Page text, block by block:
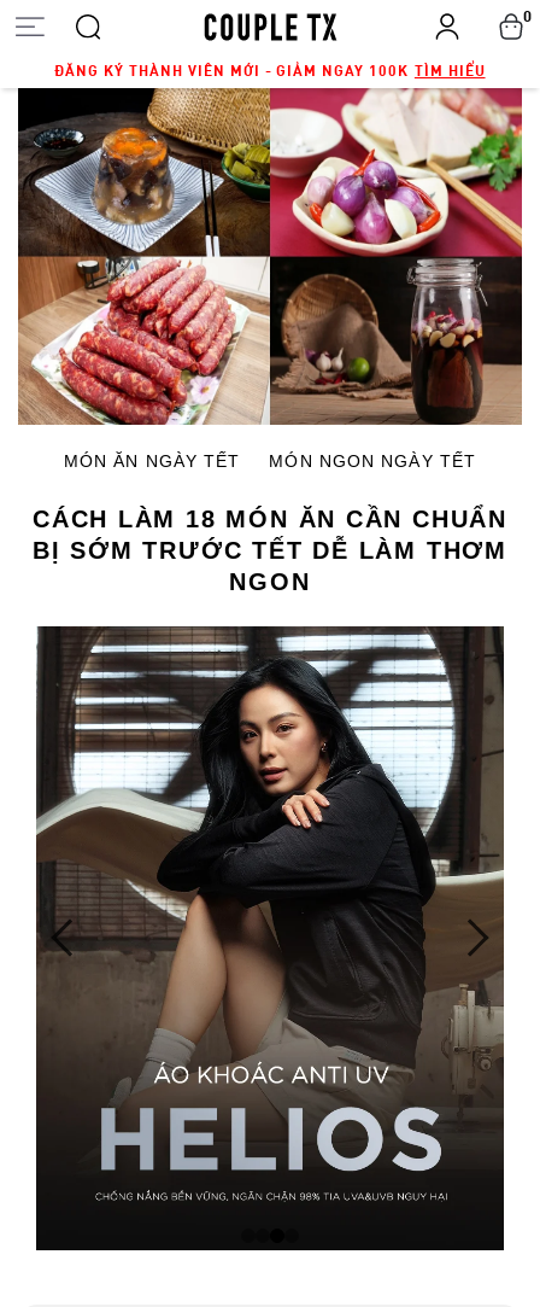
ĐĂNG KÝ THÀNH VIÊN MỚI - GIẢM NGAY 100K TÌM HIỂU
0
MÓN ĂN NGÀY TẾT MÓN NGON NGÀY TẾT
CÁCH LÀM 18 MÓN ĂN CẦN CHUẨN
BỊ SỚM TRƯỚC TẾT DỄ LÀM THƠM
NGON
BANNER LIFESTYLE